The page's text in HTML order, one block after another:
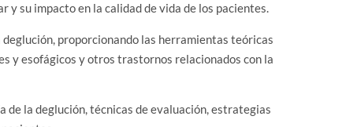
su impacto en la calidad de vida de los pacientes.
proporcionando las herramientas teóricas
y esofágicos y otros trastornos relacionados con la
la deglución, técnicas de evaluación, estrategias